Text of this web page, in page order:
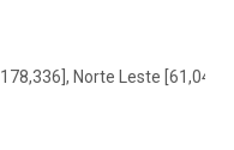
Norte Leste [61,047,